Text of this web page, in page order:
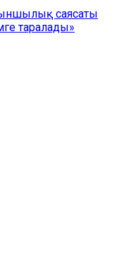
саясаты
таралады»